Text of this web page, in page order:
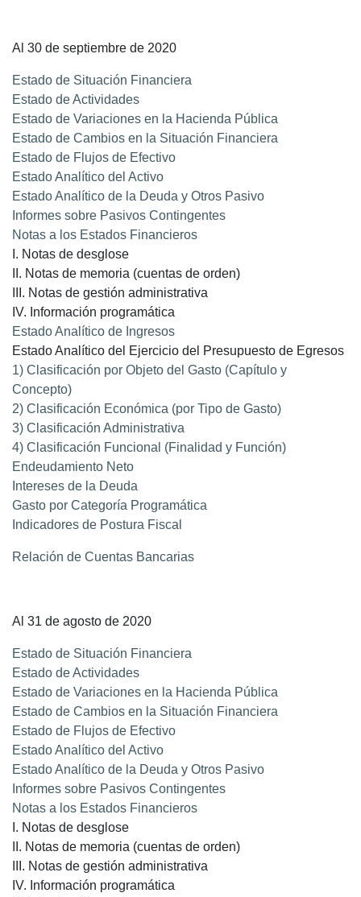
Al 30 de septiembre de 2020
Estado de Situación Financiera
Estado de Actividades
Estado de Variaciones en la Hacienda Pública
Estado de Cambios en la Situación Financiera
Estado de Flujos de Efectivo
Estado Analítico del Activo
Estado Analítico de la Deuda y Otros Pasivo
Informes sobre Pasivos Contingentes
Notas a los Estados Financieros
I. Notas de desglose
II. Notas de memoria (cuentas de orden)
III. Notas de gestión administrativa
IV. Información programática
Estado Analítico de Ingresos
Estado Analítico del Ejercicio del Presupuesto de Egresos
1) Clasificación por Objeto del Gasto (Capítulo y
Concepto)
2) Clasificación Económica (por Tipo de Gasto)
3) Clasificación Administrativa
4) Clasificación Funcional (Finalidad y Función)
Endeudamiento Neto
Intereses de la Deuda
Gasto por Categoría Programática
Indicadores de Postura Fiscal
Relación de Cuentas Bancarias
Al 31 de agosto de 2020
Estado de Situación Financiera
Estado de Actividades
Estado de Variaciones en la Hacienda Pública
Estado de Cambios en la Situación Financiera
Estado de Flujos de Efectivo
Estado Analítico del Activo
Estado Analítico de la Deuda y Otros Pasivo
Informes sobre Pasivos Contingentes
Notas a los Estados Financieros
I. Notas de desglose
II. Notas de memoria (cuentas de orden)
III. Notas de gestión administrativa
IV. Información programática